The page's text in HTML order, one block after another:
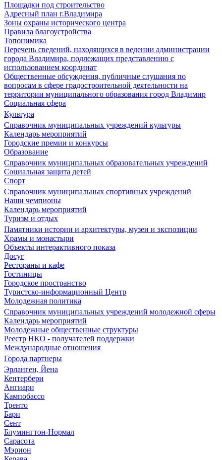
Площадки под строительство
Адресный план г.Владимира
Зоны охраны исторического центра
Правила благоустройства
Топонимика
Перечень сведений, находящихся в ведении администрации
города Владимира, подлежащих представлению с
использованием координат
Общественные обсуждения, публичные слушания по
вопросам в сфере градостроительной деятельности на
территории муниципального образования город Владимир
Социальная сфера
Культура
Справочник муниципальных учреждений культуры
Календарь мероприятий
Городские премии и конкурсы
Образование
Справочник муниципальных образовательных учреждений
Социальная защита детей
Спорт
Справочник муниципальных спортивных учреждений
Наши чемпионы
Календарь мероприятий
Туризм и отдых
Памятники истории и архитектуры, музеи и экспозиции
Храмы и монастыри
Объекты интерактивного показа
Досуг
Рестораны и кафе
Гостиницы
Городское пространство
Туристско-информационный Центр
Молодежная политика
Справочник муниципальных учреждений молодежной сферы
Календарь мероприятий
Молодежные общественные структуры
Реестр НКО - получателей поддержки
Международные отношения
Города партнеры
Эрланген, Йена
Кентербери
Ангиари
Кампобассо
Тренто
Бари
Сент
Блумингтон-Нормал
Сарасота
Мэрион